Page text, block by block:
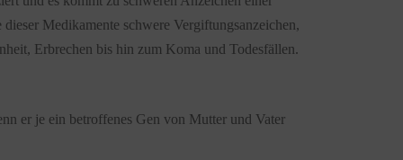
Medikamente schwere Vergiftungsanzeichen,
Erbrechen bis hin zum Koma und Todesfällen.
er je ein betroffenes Gen von Mutter und Vater